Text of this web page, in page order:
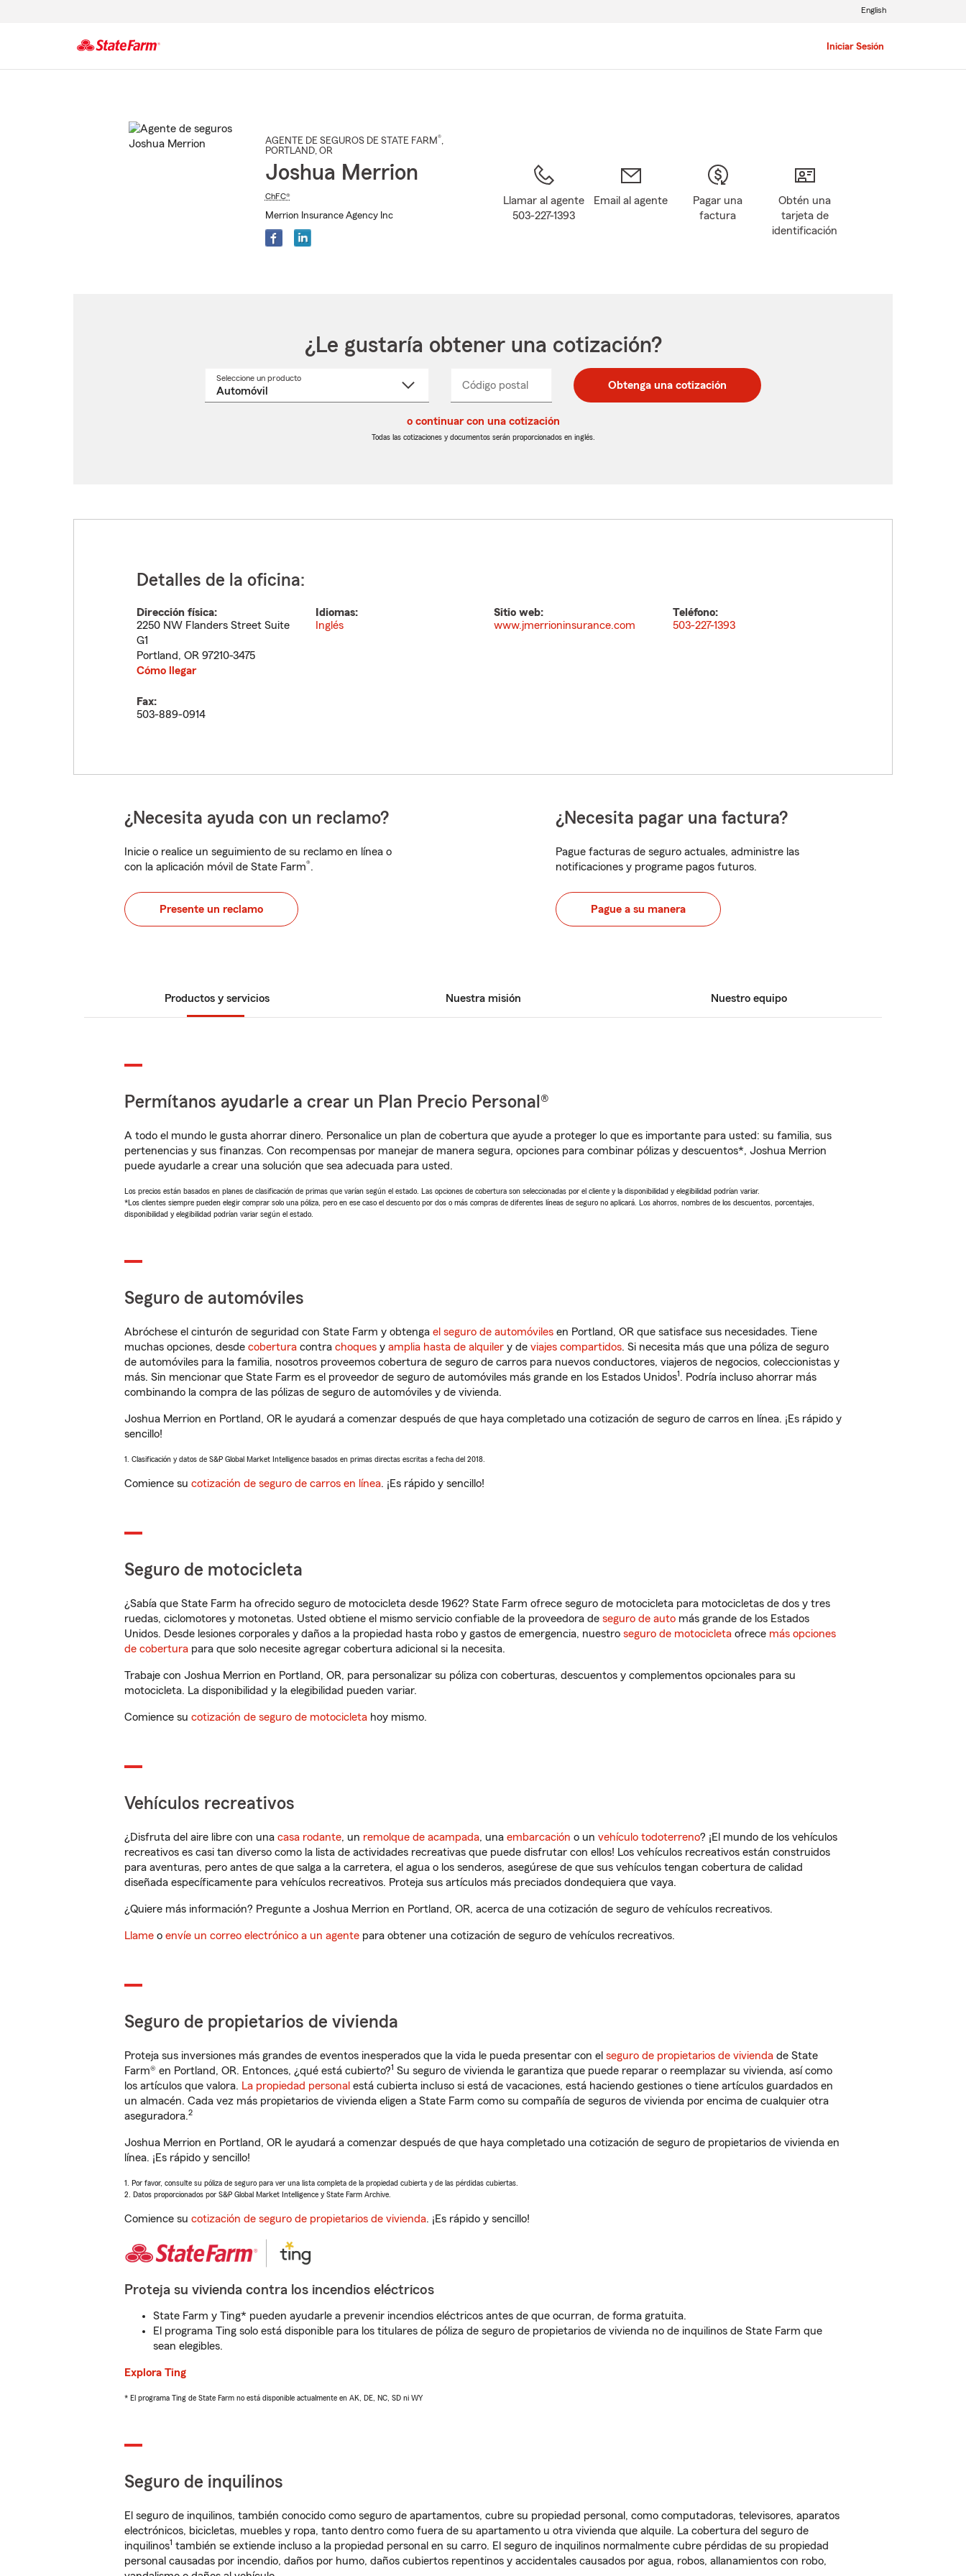
Iniciar Sesión
English
AGENTE DE SEGUROS DE STATE FARM®,
PORTLAND, OR
Joshua Merrion
ChFC®
Merrion Insurance Agency Inc
Llamar al agente
503-227-1393
Email al agente
Pagar una
factura
Obtén una
tarjeta de
identificación
¿Le gustaría obtener una cotización?
Seleccione un productoSeleccione
Código postal
postal
de
postal
de
_____ Obtenga una cotización
o continuar con una cotización
Todas las cotizaciones y documentos serán proporcionados en inglés.
Detalles de la oficina:
Dirección física:
2250 NW Flanders Street Suite
G1
Portland, OR 97210-3475
Cómo llegar
Idiomas:
Inglés
Sitio web:
www.jmerrioninsurance.com
Teléfono:
503-227-1393
Fax:
503-889-0914
¿Necesita ayuda con un reclamo?
Inicie o realice un seguimiento de su reclamo en línea o
con la aplicación móvil de State Farm®.
Presente un reclamo
¿Necesita pagar una factura?
Pague facturas de seguro actuales, administre las
notificaciones y programe pagos futuros.
Pague a su manera
Productos y servicios Nuestra misión Nuestro equipo
Permítanos ayudarle a crear un Plan Precio Personal®
A todo el mundo le gusta ahorrar dinero. Personalice un plan de cobertura que ayude a proteger lo que es importante para usted: su familia, sus
pertenencias y sus finanzas. Con recompensas por manejar de manera segura, opciones para combinar pólizas y descuentos*, Joshua Merrion
puede ayudarle a crear una solución que sea adecuada para usted.
Los precios están basados en planes de clasificación de primas que varían según el estado. Las opciones de cobertura son seleccionadas por el cliente y la disponibilidad y elegibilidad podrían variar.
*Los clientes siempre pueden elegir comprar solo una póliza, pero en ese caso el descuento por dos o más compras de diferentes líneas de seguro no aplicará. Los ahorros, nombres de los descuentos, porcentajes,
disponibilidad y elegibilidad podrían variar según el estado.
Seguro de automóviles
Abróchese el cinturón de seguridad con State Farm y obtenga el seguro de automóviles en Portland, OR que satisface sus necesidades. Tiene
muchas opciones, desde cobertura contra choques y amplia hasta de alquiler y de viajes compartidos. Si necesita más que una póliza de seguro
de automóviles para la familia, nosotros proveemos cobertura de seguro de carros para nuevos conductores, viajeros de negocios, coleccionistas y
más. Sin mencionar que State Farm es el proveedor de seguro de automóviles más grande en los Estados Unidos1. Podría incluso ahorrar más
combinando la compra de las pólizas de seguro de automóviles y de vivienda.
Joshua Merrion en Portland, OR le ayudará a comenzar después de que haya completado una cotización de seguro de carros en línea. ¡Es rápido y
sencillo!
1. Clasificación y datos de S&P Global Market Intelligence basados en primas directas escritas a fecha del 2018.
Comience su cotización de seguro de carros en línea. ¡Es rápido y sencillo!
Seguro de motocicleta
¿Sabía que State Farm ha ofrecido seguro de motocicleta desde 1962? State Farm ofrece seguro de motocicleta para motocicletas de dos y tres
ruedas, ciclomotores y motonetas. Usted obtiene el mismo servicio confiable de la proveedora de seguro de auto más grande de los Estados
Unidos. Desde lesiones corporales y daños a la propiedad hasta robo y gastos de emergencia, nuestro seguro de motocicleta ofrece más opciones
de cobertura para que solo necesite agregar cobertura adicional si la necesita.
Trabaje con Joshua Merrion en Portland, OR, para personalizar su póliza con coberturas, descuentos y complementos opcionales para su
motocicleta. La disponibilidad y la elegibilidad pueden variar.
Comience su cotización de seguro de motocicleta hoy mismo.
Vehículos recreativos
¿Disfruta del aire libre con una casa rodante, un remolque de acampada, una embarcación o un vehículo todoterreno? ¡El mundo de los vehículos
recreativos es casi tan diverso como la lista de actividades recreativas que puede disfrutar con ellos! Los vehículos recreativos están construidos
para aventuras, pero antes de que salga a la carretera, el agua o los senderos, asegúrese de que sus vehículos tengan cobertura de calidad
diseñada específicamente para vehículos recreativos. Proteja sus artículos más preciados dondequiera que vaya.
¿Quiere más información? Pregunte a Joshua Merrion en Portland, OR, acerca de una cotización de seguro de vehículos recreativos.
Llame o envíe un correo electrónico a un agente para obtener una cotización de seguro de vehículos recreativos.
Seguro de propietarios de vivienda
Proteja sus inversiones más grandes de eventos inesperados que la vida le pueda presentar con el seguro de propietarios de vivienda de State
Farm® en Portland, OR. Entonces, ¿qué está cubierto?1 Su seguro de vivienda le garantiza que puede reparar o reemplazar su vivienda, así como
los artículos que valora. La propiedad personal está cubierta incluso si está de vacaciones, está haciendo gestiones o tiene artículos guardados en
un almacén. Cada vez más propietarios de vivienda eligen a State Farm como su compañía de seguros de vivienda por encima de cualquier otra
aseguradora.2
Joshua Merrion en Portland, OR le ayudará a comenzar después de que haya completado una cotización de seguro de propietarios de vivienda en
línea. ¡Es rápido y sencillo!
1. Por favor, consulte su póliza de seguro para ver una lista completa de la propiedad cubierta y de las pérdidas cubiertas.
2. Datos proporcionados por S&P Global Market Intelligence y State Farm Archive.
Comience su cotización de seguro de propietarios de vivienda. ¡Es rápido y sencillo!
Proteja su vivienda contra los incendios eléctricos
State Farm y Ting* pueden ayudarle a prevenir incendios eléctricos antes de que ocurran, de forma gratuita.
El programa Ting solo está disponible para los titulares de póliza de seguro de propietarios de vivienda no de inquilinos de State Farm que
sean elegibles.
Explora Ting
* El programa Ting de State Farm no está disponible actualmente en AK, DE, NC, SD ni WY
Seguro de inquilinos
El seguro de inquilinos, también conocido como seguro de apartamentos, cubre su propiedad personal, como computadoras, televisores, aparatos
electrónicos, bicicletas, muebles y ropa, tanto dentro como fuera de su apartamento u otra vivienda que alquile. La cobertura del seguro de
inquilinos1 también se extiende incluso a la propiedad personal en su carro. El seguro de inquilinos normalmente cubre pérdidas de su propiedad
personal causadas por incendio, daños por humo, daños cubiertos repentinos y accidentales causados por agua, robos, allanamientos con robo,